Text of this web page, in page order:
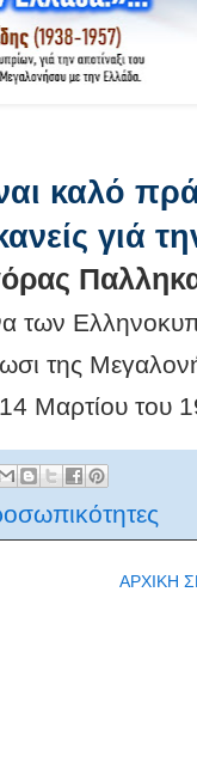
καλό
γιά
της
Μαρτίου του
ΑΡΧΙΚΗ